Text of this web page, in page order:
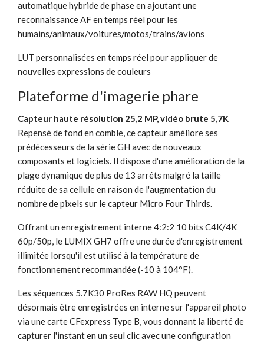
automatique hybride de phase en ajoutant une
reconnaissance AF en temps réel pour les
humains/animaux/voitures/motos/trains/avions
LUT personnalisées en temps réel pour appliquer de
nouvelles expressions de couleurs
Plateforme d'imagerie phare
Capteur haute résolution 25,2 MP, vidéo brute 5,7K
Repensé de fond en comble, ce capteur améliore ses
prédécesseurs de la série GH avec de nouveaux
composants et logiciels. Il dispose d'une amélioration de la
plage dynamique de plus de 13 arrêts malgré la taille
réduite de sa cellule en raison de l'augmentation du
nombre de pixels sur le capteur Micro Four Thirds.
Offrant un enregistrement interne 4:2:2 10 bits C4K/4K
60p/50p, le LUMIX GH7 offre une durée d'enregistrement
illimitée lorsqu'il est utilisé à la température de
fonctionnement recommandée (-10 à 104°F).
Les séquences 5.7K30 ProRes RAW HQ peuvent
désormais être enregistrées en interne sur l'appareil photo
via une carte CFexpress Type B, vous donnant la liberté de
capturer l'instant en un seul clic avec une configuration